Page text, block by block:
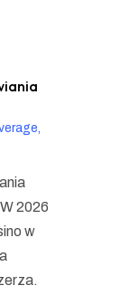
2026
w